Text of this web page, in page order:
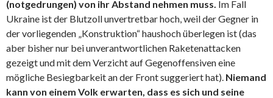
(notgedrungen) von ihr Abstand nehmen muss. Im Fall
Ukraine ist der Blutzoll unvertretbar hoch, weil der Gegner in
der vorliegenden „Konstruktion“ haushoch überlegen ist (das
aber bisher nur bei unverantwortlichen Raketenattacken
gezeigt und mit dem Verzicht auf Gegenoffensiven eine
mögliche Besiegbarkeit an der Front suggeriert hat). Niemand
kann von einem Volk erwarten, dass es sich und seine